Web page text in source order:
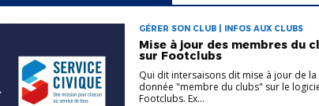
GÉRER SON CLUB | INFOS AUX CLUBS
Mise à jour des membres du
sur Footclubs
Qui dit intersaisons dit mise à jour de la
donnée "membre du clubs" sur le
Footclubs. Ex...